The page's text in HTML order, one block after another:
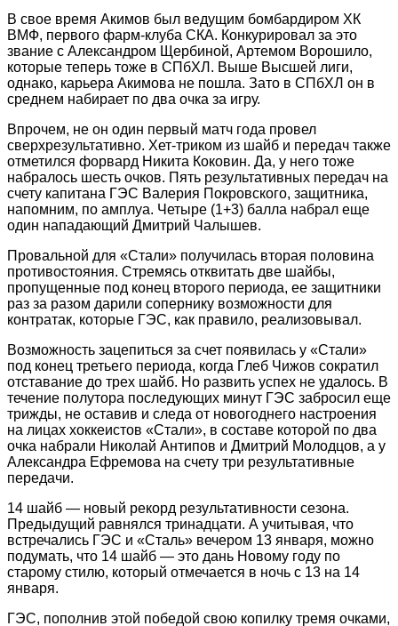
В свое время Акимов был ведущим бомбардиром ХК
ВМФ, первого фарм-клуба СКА. Конкурировал за это
звание с Александром Щербиной, Артемом Ворошило,
которые теперь тоже в СПбХЛ. Выше Высшей лиги,
однако, карьера Акимова не пошла. Зато в СПбХЛ он в
среднем набирает по два очка за игру.
Впрочем, не он один первый матч года провел
сверхрезультативно. Хет-триком из шайб и передач также
отметился форвард Никита Коковин. Да, у него тоже
набралось шесть очков. Пять результативных передач на
счету капитана ГЭС Валерия Покровского, защитника,
напомним, по амплуа. Четыре (1+3) балла набрал еще
один нападающий Дмитрий Чалышев.
Провальной для «Стали» получилась вторая половина
противостояния. Стремясь отквитать две шайбы,
пропущенные под конец второго периода, ее защитники
раз за разом дарили сопернику возможности для
контратак, которые ГЭС, как правило, реализовывал.
Возможность зацепиться за счет появилась у «Стали»
под конец третьего периода, когда Глеб Чижов сократил
отставание до трех шайб. Но развить успех не удалось. В
течение полутора последующих минут ГЭС забросил еще
трижды, не оставив и следа от новогоднего настроения
на лицах хоккеистов «Стали», в составе которой по два
очка набрали Николай Антипов и Дмитрий Молодцов, а у
Александра Ефремова на счету три результативные
передачи.
14 шайб — новый рекорд результативности сезона.
Предыдущий равнялся тринадцати. А учитывая, что
встречались ГЭС и «Сталь» вечером 13 января, можно
подумать, что 14 шайб — это дань Новому году по
старому стилю, который отмечается в ночь с 13 на 14
января.
ГЭС, пополнив этой победой свою копилку тремя очками,